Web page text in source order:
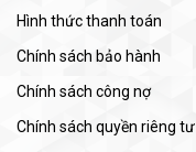
Hình thức thanh toán
Chính sách bảo hành
Chính sách công nợ
Chính sách quyền riêng tư